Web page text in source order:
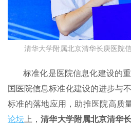
清华大学附属北京清华长庚医院
标准化是医院信息化建设的
国医院信息标准化建设的进步与
标准的落地应用，助推医院高质
论坛 上，清华大学附属北京清华